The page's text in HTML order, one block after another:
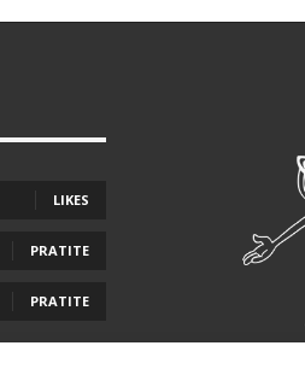
LIKES
PRATITE
PRATITE